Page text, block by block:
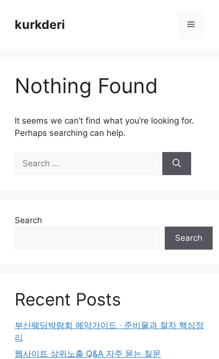
contentkurkderi Menu
Nothing Found
It seems we can’t find what you’re looking for.
Perhaps searching can help.
for:
Search
Search
Recent Posts
부산웨딩박람회 예약가이드 · 준비물과 절차 핵심정
리
웹사이트 상위노출 Q&A 자주 묻는 질문